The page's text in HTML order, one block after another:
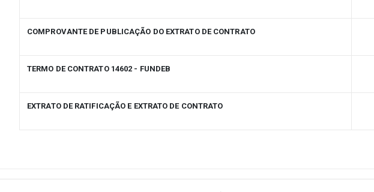
COMPROVANTE DE PUBLICAÇÃO DO EXTRATO DE CONTRATO
TERMO DE CONTRATO 14602 - FUNDEB
EXTRATO DE RATIFICAÇÃO E EXTRATO DE CONTRATO